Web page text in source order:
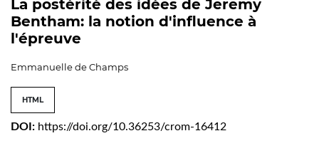
La postérité des idées de Jeremy
Bentham: la notion d'influence à
l'épreuve
Emmanuelle de Champs
HTML
DOI: https://doi.org/10.36253/crom-16412